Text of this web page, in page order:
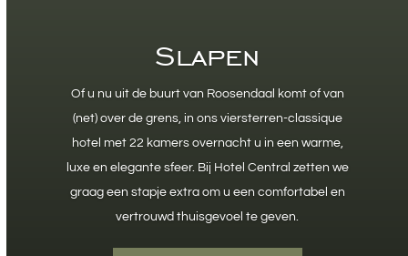
Slapen
Of u nu uit de buurt van Roosendaal komt of van
(net) over de grens, in ons viersterren-classique
hotel met 22 kamers overnacht u in een warme,
luxe en elegante sfeer. Bij Hotel Central zetten we
graag een stapje extra om u een comfortabel en
vertrouwd thuisgevoel te geven.